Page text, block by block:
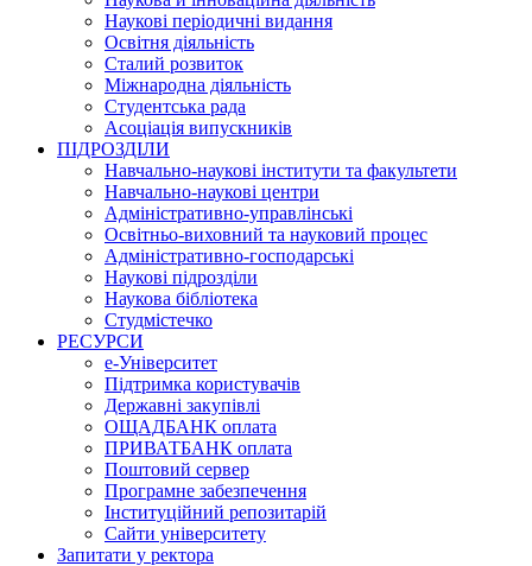
Наукові періодичні видання
Освітня діяльність
Сталий розвиток
Міжнародна діяльність
Студентська рада
Асоціація випускників
ПІДРОЗДІЛИ
Навчально-наукові інститути та факультети
Навчально-наукові центри
Адміністративно-управлінські
Освітньо-виховний та науковий процес
Адміністративно-господарські
Наукові підрозділи
Наукова бібліотека
Студмістечко
РЕСУРСИ
е-Університет
Підтримка користувачів
Державні закупівлі
ОЩАДБАНК оплата
ПРИВАТБАНК оплата
Поштовий сервер
Програмне забезпечення
Інституційний репозитарій
Сайти університету
Запитати у ректора